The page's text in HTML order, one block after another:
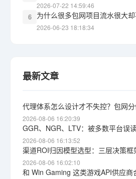
2026-07-22 14:59:46
6
2026-06-23 18:18:34
最新文章
2026-08-06 16:20:39
GGR、NGR、LTV：被多数平台误
2026-08-06 16:13:52
2026-08-06 16:02:10